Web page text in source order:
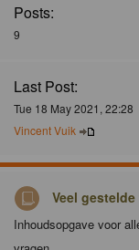
Posts:
9
Last Post:
Tue 18 May 2021, 22:28
Vincent Vuik
Veel
Inhoudsopgave voor